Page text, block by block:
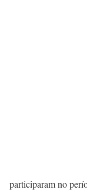
participaram no